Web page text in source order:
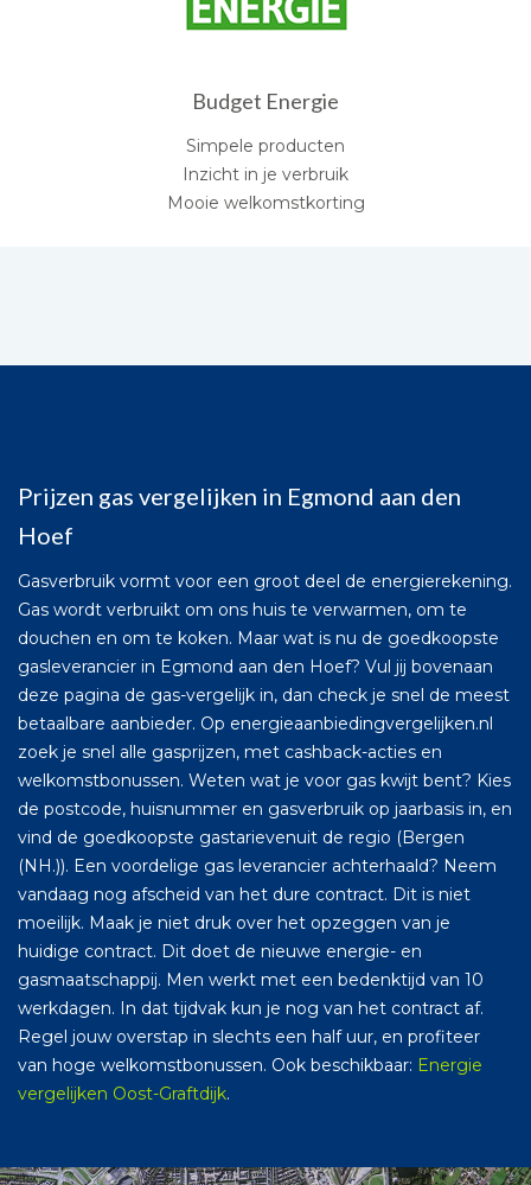
Budget Energie
Simpele producten
Inzicht in je verbruik
Mooie welkomstkorting
Prijzen gas vergelijken in Egmond aan den
Hoef
Gasverbruik vormt voor een groot deel de energierekening.
Gas wordt verbruikt om ons huis te verwarmen, om te
douchen en om te koken. Maar wat is nu de goedkoopste
gasleverancier in Egmond aan den Hoef? Vul jij bovenaan
deze pagina de gas-vergelijk in, dan check je snel de meest
betaalbare aanbieder. Op energieaanbiedingvergelijken.nl
zoek je snel alle gasprijzen, met cashback-acties en
welkomstbonussen. Weten wat je voor gas kwijt bent? Kies
de postcode, huisnummer en gasverbruik op jaarbasis in, en
vind de goedkoopste gastarievenuit de regio (Bergen
(NH.)). Een voordelige gas leverancier achterhaald? Neem
vandaag nog afscheid van het dure contract. Dit is niet
moeilijk. Maak je niet druk over het opzeggen van je
huidige contract. Dit doet de nieuwe energie- en
gasmaatschappij. Men werkt met een bedenktijd van 10
werkdagen. In dat tijdvak kun je nog van het contract af.
Regel jouw overstap in slechts een half uur, en profiteer
van hoge welkomstbonussen. Ook beschikbaar: Energie
vergelijken Oost-Graftdijk.